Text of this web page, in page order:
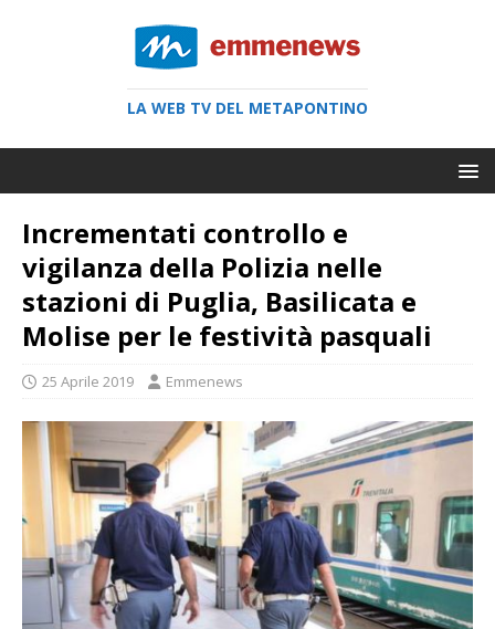
LA WEB TV DEL METAPONTINO
Incrementati controllo e
vigilanza della Polizia nelle
stazioni di Puglia, Basilicata e
Molise per le festività pasquali
25 Aprile 2019 Emmenews